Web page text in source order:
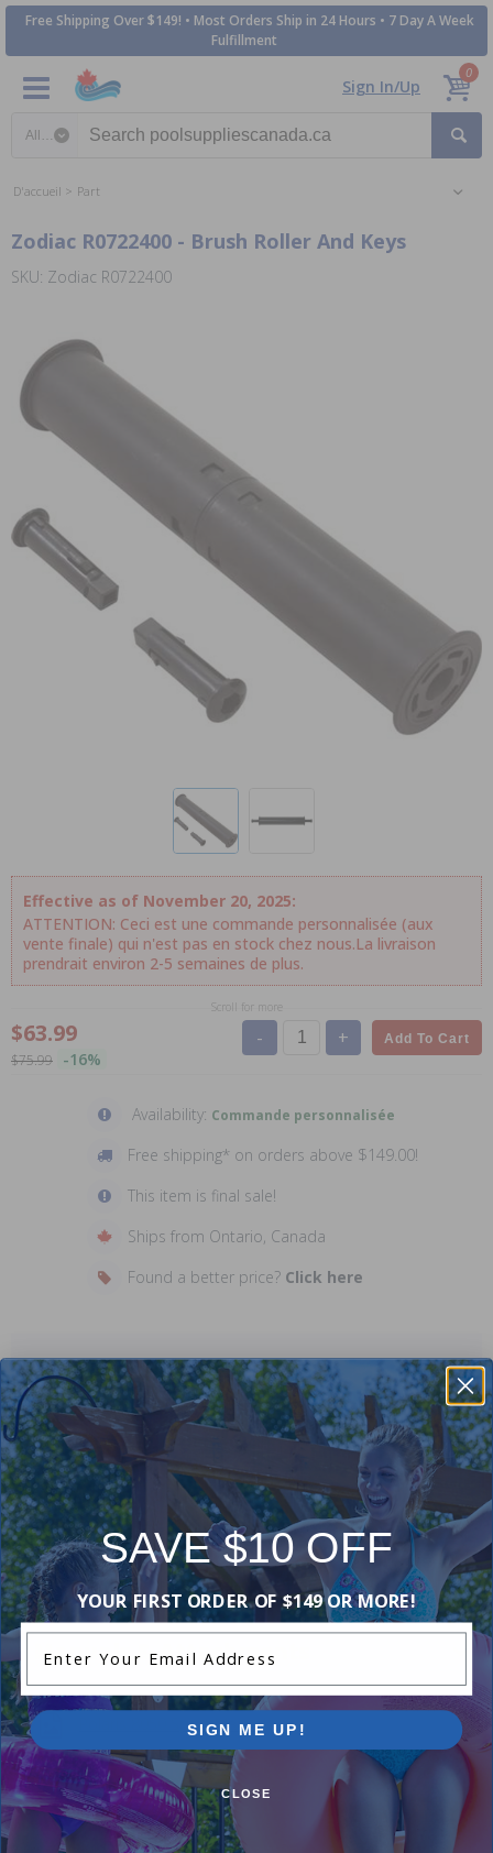
Free Shipping Over $149! • Most Orders Ship in 24 Hours • 7 Day A Week
Fulfillment
Sign In/Up
0
D'accueil Part
Zodiac R0722400 - Brush Roller And Keys
SKU: Zodiac R0722400
Effective as of November 20, 2025:
ATTENTION: Ceci est une commande personnalisée (aux
vente finale) qui n'est pas en stock chez nous.La livraison
prendrait environ 2-5 semaines de plus.
Scroll for more
$63.99
$75.99 -16%
- + Add To Cart
Availability: Commande personnalisée
Free shipping* on orders above $149.00!
This item is final sale!
Ships from Ontario, Canada
Found a better price? Click here
Description
Manufacturer: Zodiac
Product Code: Zodiac R0722400 or R0722400
UPC / GTIN: 52337072502
Description: Brush Roller And Keys
Manuals & Attachments
Polaris 8050 Sport Manual
Reviews
SAVE $10 OFF
YOUR FIRST ORDER OF $149 OR MORE!
SIGN ME UP!
CLOSE